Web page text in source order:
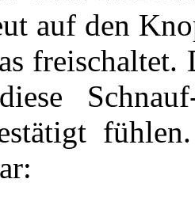
auf den
freischaltet.